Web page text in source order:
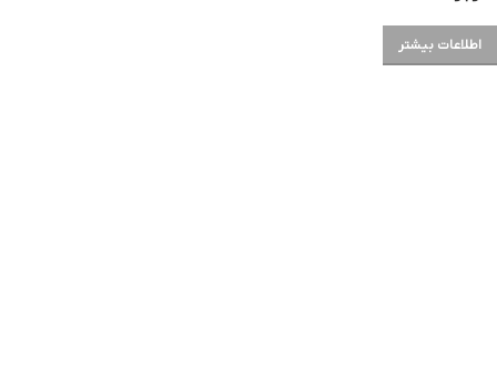
اطلاعات بیشتر